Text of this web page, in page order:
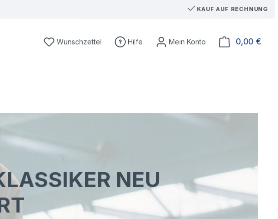
KAUF AUF RECHNUNG
Du hast 0 Produkte auf dem Merkzettel
Wunschzettel Hilfe 0,00 €
NEU